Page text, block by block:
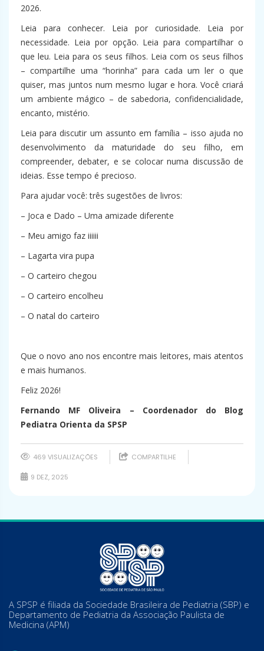
2026.
Leia para conhecer. Leia por curiosidade. Leia por
necessidade. Leia por opção. Leia para compartilhar o
que leu. Leia para os seus filhos. Leia com os seus filhos
– compartilhe uma “horinha” para cada um ler o que
quiser, mas juntos num mesmo lugar e hora. Você criará
um ambiente mágico – de sabedoria, confidencialidade,
encanto, mistério.
Leia para discutir um assunto em família – isso ajuda no
desenvolvimento da maturidade do seu filho, em
compreender, debater, e se colocar numa discussão de
ideias. Esse tempo é precioso.
Para ajudar você: três sugestões de livros:
– Joca e Dado – Uma amizade diferente
– Meu amigo faz iiiiii
– Lagarta vira pupa
– O carteiro chegou
– O carteiro encolheu
– O natal do carteiro
Que o novo ano nos encontre mais leitores, mais atentos
e mais humanos.
Feliz 2026!
Fernando MF Oliveira – Coordenador do Blog
Pediatra Orienta da SPSP
469 VISUALIZAÇÕES COMPARTILHE
9 DEZ, 2025
A SPSP é filiada da Sociedade Brasileira de Pediatria (SBP) e
Departamento de Pediatria da Associação Paulista de
Medicina (APM)